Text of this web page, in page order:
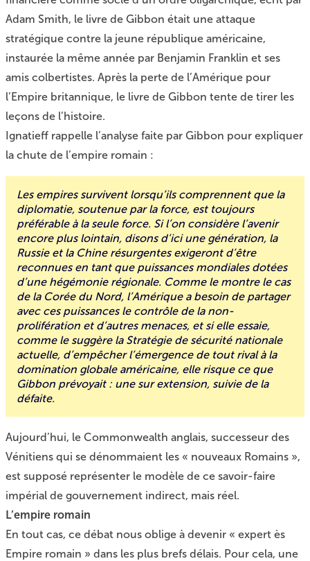
Adam Smith, le livre de Gibbon était une attaque
stratégique contre la jeune république américaine,
instaurée la même année par Benjamin Franklin et ses
amis colbertistes. Après la perte de l’Amérique pour
l’Empire britannique, le livre de Gibbon tente de tirer les
leçons de l’histoire.
Ignatieff rappelle l’analyse faite par Gibbon pour expliquer
la chute de l’empire romain :
Les empires survivent lorsqu’ils comprennent que la
diplomatie, soutenue par la force, est toujours
préférable à la seule force. Si l’on considère l’avenir
encore plus lointain, disons d’ici une génération, la
Russie et la Chine résurgentes exigeront d’être
reconnues en tant que puissances mondiales dotées
d’une hégémonie régionale. Comme le montre le cas
de la Corée du Nord, l’Amérique a besoin de partager
avec ces puissances le contrôle de la non-
prolifération et d’autres menaces, et si elle essaie,
comme le suggère la Stratégie de sécurité nationale
actuelle, d’empêcher l’émergence de tout rival à la
domination globale américaine, elle risque ce que
Gibbon prévoyait : une sur extension, suivie de la
défaite.
Aujourd’hui, le Commonwealth anglais, successeur des
Vénitiens qui se dénommaient les « nouveaux Romains »,
est supposé représenter le modèle de ce savoir-faire
impérial de gouvernement indirect, mais réel.
L’empire romain
En tout cas, ce débat nous oblige à devenir « expert ès
Empire romain » dans les plus brefs délais. Pour cela, une